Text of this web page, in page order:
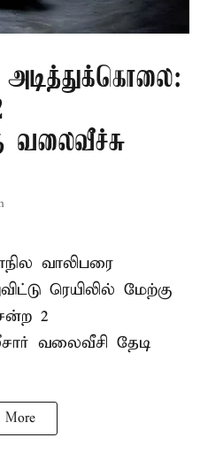
அடித்துக்கொலை:
வலைவீச்சு
வாலிபரை
ரெயிலில் மேற்கு
2
வலைவீசி தேடி
More